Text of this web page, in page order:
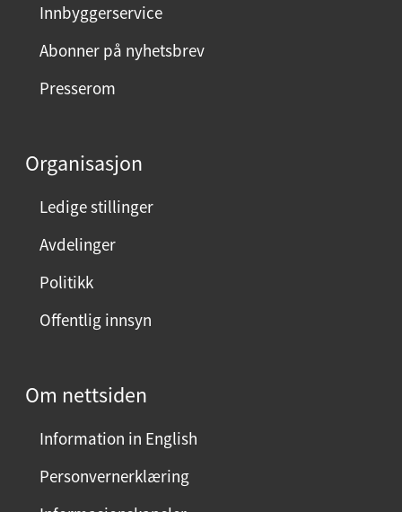
m
n
V
Innbyggerservice
Abonner på nyhetsbrev
Presserom
Organisasjon
Ledige stillinger
Avdelinger
Politikk
Offentlig innsyn
Om nettsiden
Information in English
Personvernerklæring